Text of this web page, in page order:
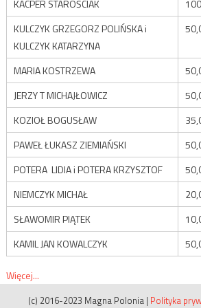
KACPER STAROŚCIAK
KULCZYK GRZEGORZ POLIŃSKA i
KULCZYK KATARZYNA
MARIA KOSTRZEWA
JERZY T MICHAJŁOWICZ
KOZIOŁ BOGUSŁAW
PAWEŁ ŁUKASZ ZIEMIAŃSKI
POTERA LIDIA i POTERA KRZYSZTOF
NIEMCZYK MICHAŁ
SŁAWOMIR PIĄTEK
KAMIL JAN KOWALCZYK
Więcej...
(c) 2016-2023 Magna Polonia | Polityka